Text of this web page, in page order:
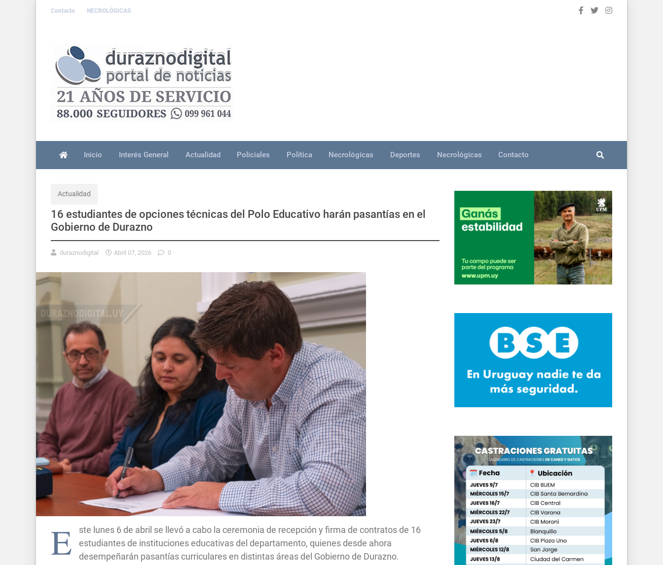
Contacto NECROLÓGICAS
Inicio Interés General Actualidad Policiales Política Necrológicas Deportes Necrológicas Contacto
Actualidad
16 estudiantes de opciones técnicas del Polo Educativo harán pasantías en el
Gobierno de Durazno
duraznodigital Abril 07, 2026 0
E
ste lunes 6 de abril se llevó a cabo la ceremonia de recepción y firma de contratos de 16
estudiantes de instituciones educativas del departamento, quienes desde ahora
desempeñarán pasantías curriculares en distintas áreas del Gobierno de Durazno.